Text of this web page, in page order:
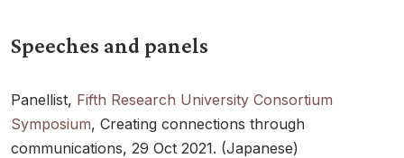
Speeches and panels
Panellist, Fifth Research University Consortium
Symposium, Creating connections through
communications, 29 Oct 2021. (Japanese)